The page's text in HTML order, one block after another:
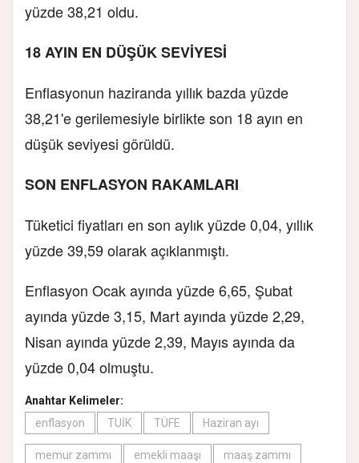
yüzde 38,21 oldu.
18 AYIN EN DÜŞÜK SEVİYESİ
Enflasyonun haziranda yıllık bazda yüzde
38,21'e gerilemesiyle birlikte son 18 ayın en
düşük seviyesi görüldü.
SON ENFLASYON RAKAMLARI
Tüketici fiyatları en son aylık yüzde 0,04, yıllık
yüzde 39,59 olarak açıklanmıştı.
Enflasyon Ocak ayında yüzde 6,65, Şubat
ayında yüzde 3,15, Mart ayında yüzde 2,29,
Nisan ayında yüzde 2,39, Mayıs ayında da
yüzde 0,04 olmuştu.
Anahtar Kelimeler:
enflasyon
TUİK TÜFE Haziran ayı
memur zammı emekli maaşı maaş zammı